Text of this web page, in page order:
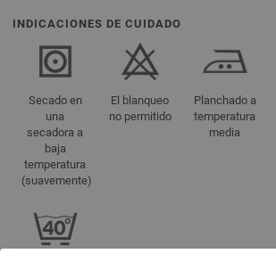
INDICACIONES DE CUIDADO
Secado en
una
secadora a
baja
temperatura
(suavemente)
El blanqueo
no permitido
Planchado a
temperatura
media